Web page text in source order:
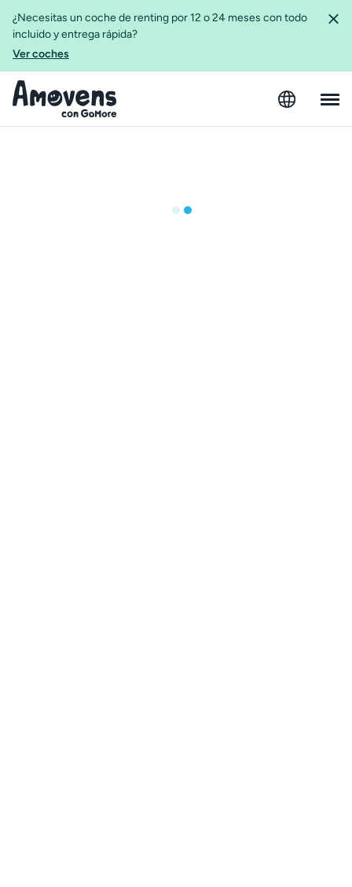
¿Necesitas un coche de renting por 12 o 24 meses con todo
incluido y entrega rápida?
Ver coches